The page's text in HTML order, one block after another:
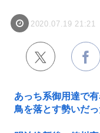
2020.07.19 21:21
あっち系御用達で
鳥を落とす勢いだ